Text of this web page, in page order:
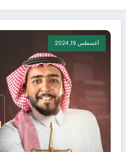
أغسطس 19, 2024